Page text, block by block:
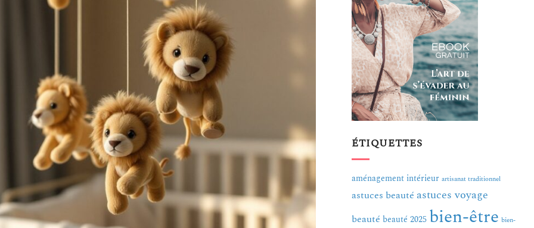
ÉTIQUETTES
aménagement intérieur artisanat traditionnel
astuces beauté astuces voyage
beauté beauté 2025 bien-être bien-